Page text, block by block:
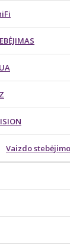
Vaizdo